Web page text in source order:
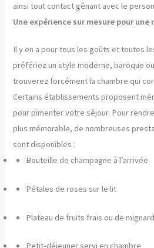
ainsi tout contact gênant avec le
Une expérience sur mesure pour
Il y en a pour tous les goûts et toutes
préfériez un style moderne, baroque
trouverez forcément la chambre qui
Certains établissements proposent
pour pimenter votre séjour. Pour
plus mémorable, de nombreuses
sont disponibles :
Bouteille de champagne à l’arrivée
Pétales de roses sur le lit
Plateau de fruits frais ou de
Petit-déjeuner servi en chambre